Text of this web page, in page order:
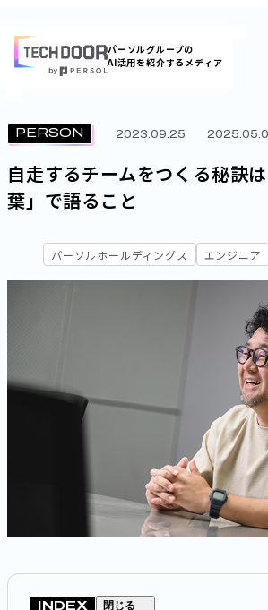
容
を
キッ
プ
パーソルグループの
AI活用を紹介するメディア
PERSON 2023.09.25
自走するチームをつくる秘訣
葉」で語ること
パーソルホールディングス エンジニア
INDEX 閉じる